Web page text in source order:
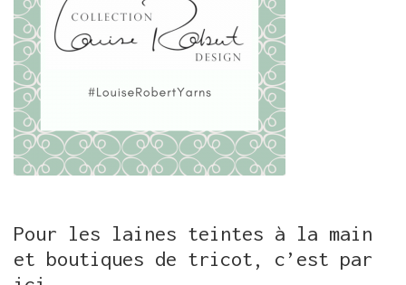
Pour les laines teintes à la main
et boutiques de tricot, c’est par